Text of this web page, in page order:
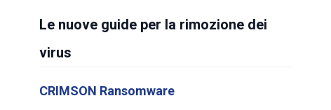
Le nuove guide per la rimozione dei
virus
CRIMSON Ransomware